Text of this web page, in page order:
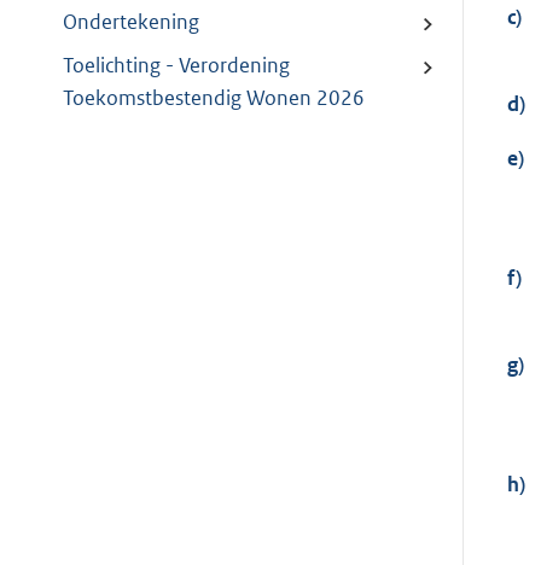
Ondertekening
Toelichting - Verordening
Toekomstbestendig Wonen 2026
c)
d)
e)
f)
g)
h)